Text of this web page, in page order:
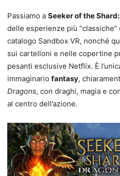
Passiamo a Seeker of the
delle esperienze più
catalogo Sandbox VR, nonché
sui cartelloni e nelle copertine
pesanti esclusive Netflix. È
immaginario fantasy,
Dragons, con draghi, magia e
al centro dell’azione.